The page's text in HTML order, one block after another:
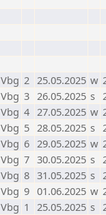
Vbg 2 25.05.2025 w
Vbg 3 26.05.2025 s
Vbg 4 27.05.2025 w
Vbg 5 28.05.2025 s
Vbg 6 29.05.2025 w
Vbg 7 30.05.2025 s
Vbg 8 31.05.2025 s
Vbg 9 01.06.2025 w
Vbg 1 25.05.2025 s